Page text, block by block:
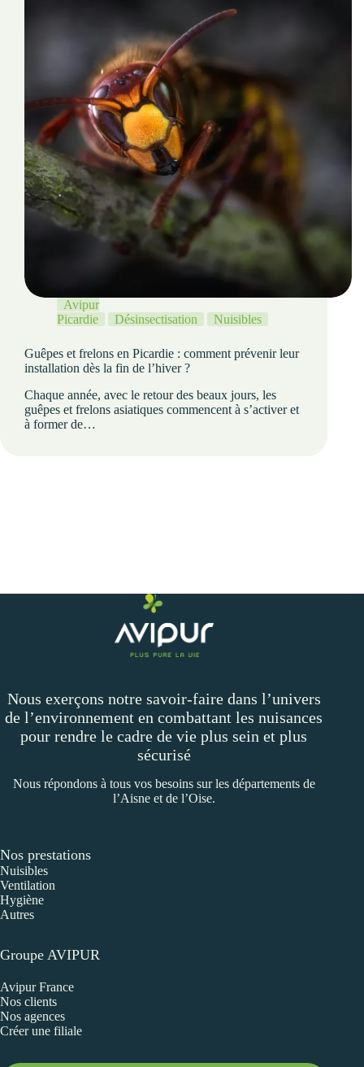
Avipur
Picardie
Désinsectisation Nuisibles
Guêpes et frelons en Picardie : comment prévenir leur
installation dès la fin de l’hiver ?
Chaque année, avec le retour des beaux jours, les
guêpes et frelons asiatiques commencent à s’activer et
à former de…
Nous exerçons notre savoir-faire dans l’univers
de l’environnement en combattant les nuisances
pour rendre le cadre de vie plus sein et plus
sécurisé
Nous répondons à tous vos besoins sur les départements de
l’Aisne et de l’Oise.
Nos prestations
Nuisibles
Ventilation
Hygiène
Autres
Groupe AVIPUR
Avipur France
Nos clients
Nos agences
Créer une filiale